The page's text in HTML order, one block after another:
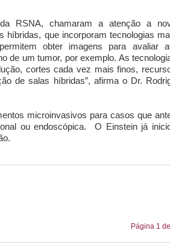
RSNA, chamaram a atenção a
híbridas, que incorporam tecnologias
obter imagens para avaliar
de um tumor, por exemplo. As
cortes cada vez mais finos,
de salas híbridas”, afirma o Dr.
microinvasivos para casos que
ou endoscópica. O Einstein já
Página 1